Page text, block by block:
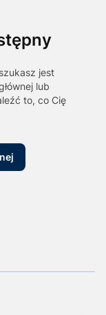
jest
lub
to, co Cię